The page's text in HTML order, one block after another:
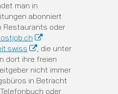
man in
abonniert
Restaurants oder
, die unter
dort ihre freien
nicht immer
in Betracht
oder